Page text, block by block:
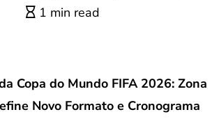
1 min read
Copa do Mundo FIFA 2026: Zona
Novo Formato e Cronograma